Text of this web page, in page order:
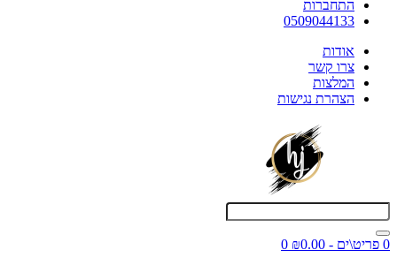
התחברות
0509044133
אודות
צרו קשר
המלצות
הצהרת נגישות
0 פריט\ים - ₪0.00
0